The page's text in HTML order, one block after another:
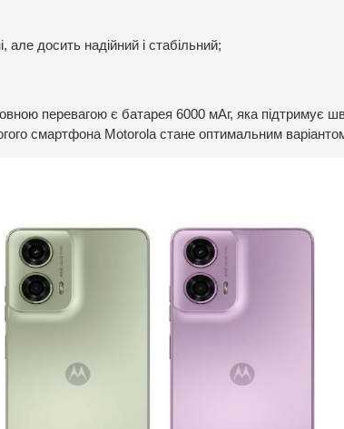
досить надійний і стабільний;
перевагою є батарея 6000 мАг, яка підтримує
смартфона Motorola стане оптимальним